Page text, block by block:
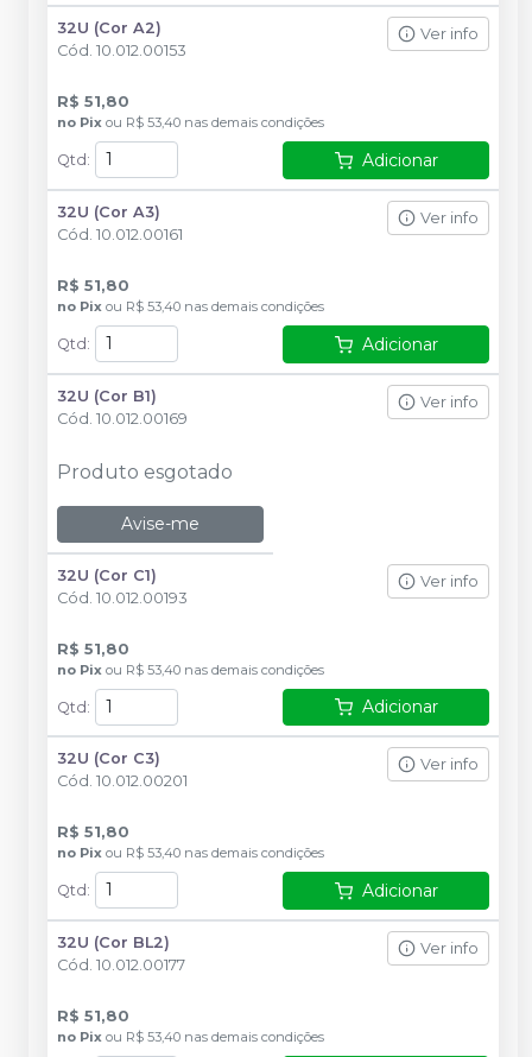
32U (Cor A2)
Cód. 10.012.00153
Ver info
R$ 51,80
no Pix ou R$ 53,40 nas demais condições
Qtd : Adicionar
32U (Cor A3)
Cód. 10.012.00161
Ver info
R$ 51,80
no Pix ou R$ 53,40 nas demais condições
Qtd : Adicionar
32U (Cor B1)
Cód. 10.012.00169
Ver info
Produto esgotado
Avise-me
32U (Cor C1)
Cód. 10.012.00193
Ver info
R$ 51,80
no Pix ou R$ 53,40 nas demais condições
Qtd: Adicionar
32U (Cor C3)
Cód. 10.012.00201
Ver info
R$ 51,80
no Pix ou R$ 53,40 nas demais condições
Qtd : Adicionar
32U (Cor BL2)
Cód. 10.012.00177
Ver info
R$ 51,80
no Pix ou R$ 53,40 nas demais condições